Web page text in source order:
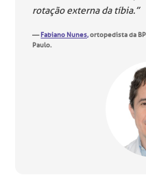
Clínica Medicina
de Bioética
rotação externa da tíbia.”
—Fabiano Nunes,ortopedista da
Paulo.